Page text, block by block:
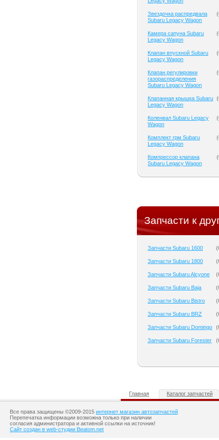
Звездочка распредвала
Subaru Legacy Wagon
(
Камера сапуна Subaru
Legacy Wagon
(
Клапан впускной Subaru
Legacy Wagon
(
Клапан регулировки
газораспределения
Subaru Legacy Wagon
(
Клапанная крышка Subaru
Legacy Wagon
(
Коленвал Subaru Legacy
Wagon
(
Комплект грм Subaru
Legacy Wagon
(
Компрессор клапана
Subaru Legacy Wagon
(
Запчасти к
Запчасти Subaru 1600 (
Запчасти Subaru 1800 (
Запчасти Subaru Alcyone (
Запчасти Subaru Baja (
Запчасти Subaru Bistro (
Запчасти Subaru BRZ (
Запчасти Subaru Domingo (
Запчасти Subaru Forester (
Главная Каталог запчастей
Все права защищены ©2009-2015 интернет магазин автозапчастей
Перепечатка информации возможна только при наличии
согласия администратора и активной ссылки на источник!
Сайт создан в web-студии Beatom.net